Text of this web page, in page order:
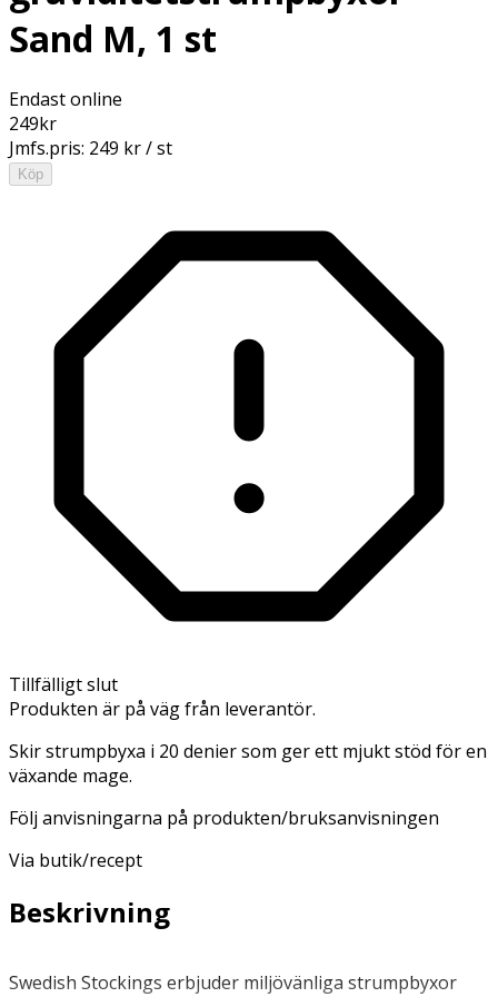
Sand M, 1 st
Endast online
249kr
Jmfs.pris: 249 kr / st
Köp
Tillfälligt slut
Produkten är på väg från leverantör.
Skir strumpbyxa i 20 denier som ger ett mjukt stöd för en
växande mage.
Följ anvisningarna på produkten/bruksanvisningen
Via butik/recept
Beskrivning
Swedish Stockings erbjuder miljövänliga strumpbyxor